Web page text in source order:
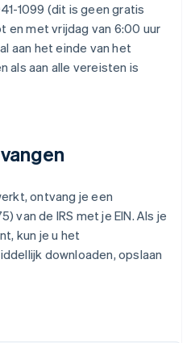
1099 (dit is geen gratis
en met vrijdag van 6:00 uur
aan het einde van het
als aan alle vereisten is
ontvang je een
van de IRS met je EIN. Als je
kun je u het
downloaden, opslaan